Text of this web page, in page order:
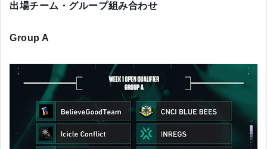
出場チーム・グループ組み合わせ
Group A